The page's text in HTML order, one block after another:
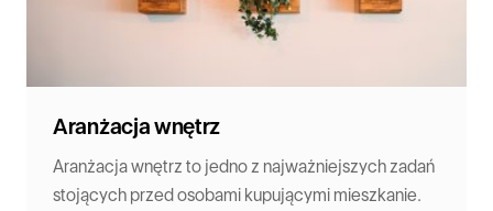
Aranżacja wnętrz
Aranżacja wnętrz to jedno z najważniejszych zadań
stojących przed osobami kupującymi mieszkanie.